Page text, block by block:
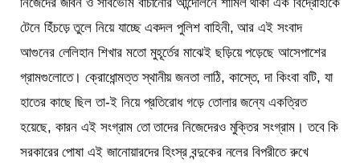
টেনে হিঁচড়ে তুলে নিয়ে যাচ্ছে একদল পুলিশ বাহিনী, আর এই সংবাদ
আগুনের লেলিহান শিখার মতো মুহূর্তের মাঝেই ছড়িয়ে পড়েছে আসেপাশের
গ্রামগুলোতে। ক্রোধোন্মত্ত স্থানীয় জনতা লাঠি, কাস্তে, দা কিংবা বটি, যা
হাতের কাছে ছিল তা-ই নিয়ে প্রতিরোধ গড়ে তোলার জন্যে একত্রিত
হয়েছে, কারন এই সংগ্রাম তো তাদের নিজেদেরও মুক্তির সংগ্রাম। তবে কি
সরকারের পোষা এই জানোয়ারদের হিংস্র বন্দুকের নলের বিপরীতে রুখে